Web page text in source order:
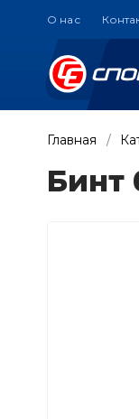
О нас
Главная
Бинт